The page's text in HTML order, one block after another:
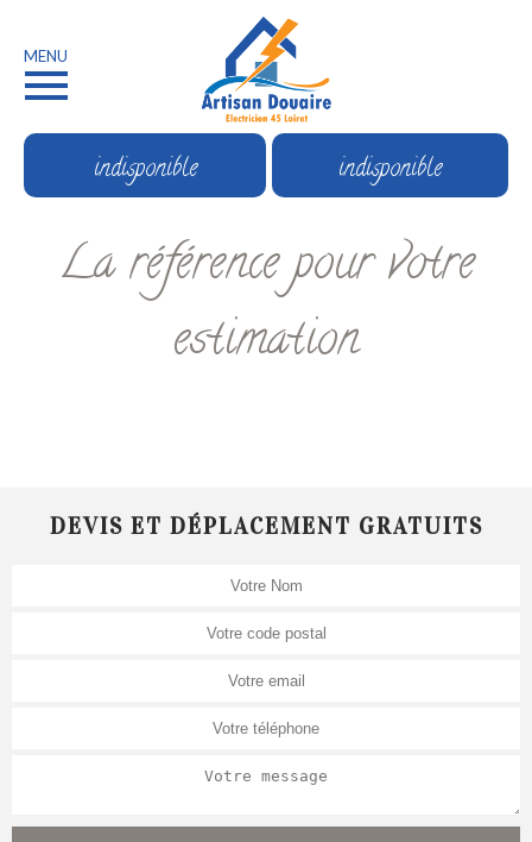
MENU
indisponible indisponible
La référence pour votre
estimation
DEVIS ET DÉPLACEMENT GRATUITS